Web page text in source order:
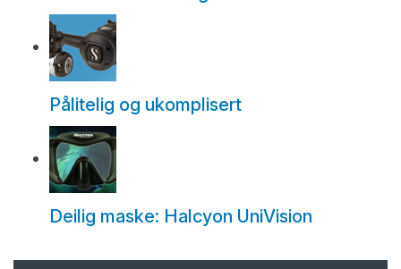
Pålitelig og ukomplisert
Deilig maske: Halcyon UniVision